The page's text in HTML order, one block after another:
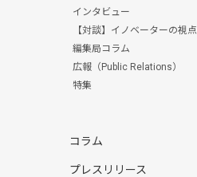
インタビュー
【対談】イノベーターの視点
編集局コラム
広報（Public Relations）
特集
コラム
プレスリリース